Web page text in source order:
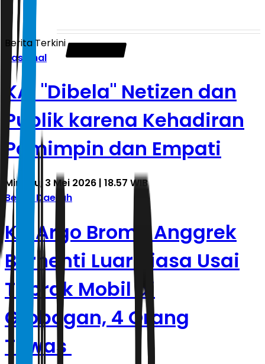
Berita Terkini
Nasional
KAI "Dibela" Netizen dan
Publik karena Kehadiran
Pemimpin dan Empati
Minggu, 3 Mei 2026 | 18.57 WIB
Berita Daerah
KA Argo Bromo Anggrek
Berhenti Luar Biasa Usai
Tabrak Mobil di
Grobogan, 4 Orang
Tewas